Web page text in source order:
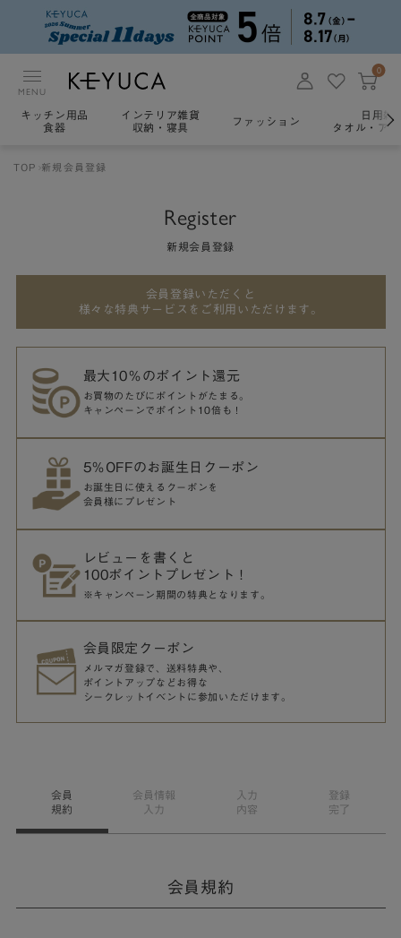
MENU
0
キッチン用品
食器
インテリア雑貨
収納・寝具
ファッション
日用雑
タオル・ア
TOP 新規会員登録
Register
新規会員登録
会員登録いただくと
様々な特典サービスをご利用いただけます。
最大10％のポイント還元
お買物のたびにポイントがたまる。
キャンペーンでポイント10倍も！
5％OFFのお誕生日クーポン
お誕生日に使えるクーポンを
会員様にプレゼント
レビューを書くと
100ポイントプレゼント！
※キャンペーン期間の特典となります。
会員限定クーポン
メルマガ登録で、送料特典や、
ポイントアップなどお得な
シークレットイベントに参加いただけます。
会員
規約
会員情報
入力
入力
内容
登録
完了
会員規約